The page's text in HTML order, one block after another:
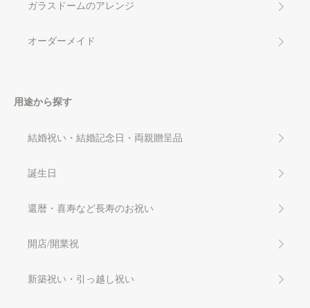
ガラスドームのアレンジ
オーダーメイド
用途から探す
結婚祝い・結婚記念日・両親贈呈品
誕生日
還暦・喜寿など長寿のお祝い
開店/開業祝
新築祝い・引っ越し祝い